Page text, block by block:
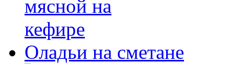
Оладьи на сметане